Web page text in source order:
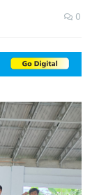
0